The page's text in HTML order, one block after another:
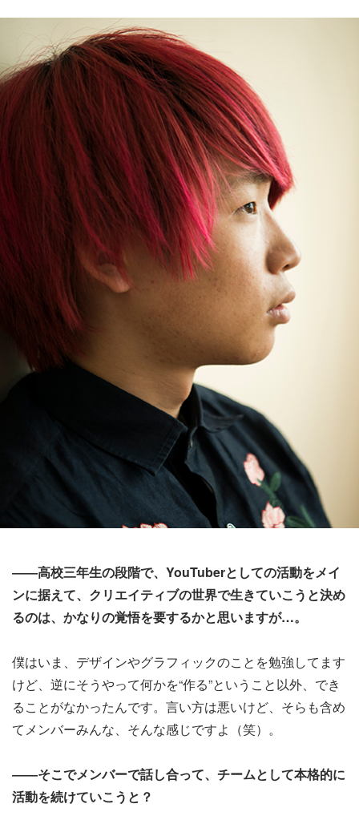
――高校三年生の段階で、YouTuberとしての活動をメイ
ンに据えて、クリエイティブの世界で生きていこうと決め
るのは、かなりの覚悟を要するかと思いますが…。
僕はいま、デザインやグラフィックのことを勉強してます
けど、逆にそうやって何かを“作る”ということ以外、でき
ることがなかったんです。言い方は悪いけど、そらも含め
てメンバーみんな、そんな感じですよ（笑）。
――そこでメンバーで話し合って、チームとして本格的に
活動を続けていこうと？